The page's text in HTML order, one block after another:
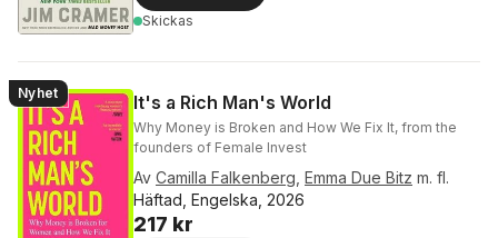
Skickas
Nyhet It's a Rich Man's World
Why Money is Broken and How We Fix It, from the
founders of Female Invest
Av Camilla Falkenberg Emma Due Bitz m. fl.
Häftad, Engelska, 2026
217 kr